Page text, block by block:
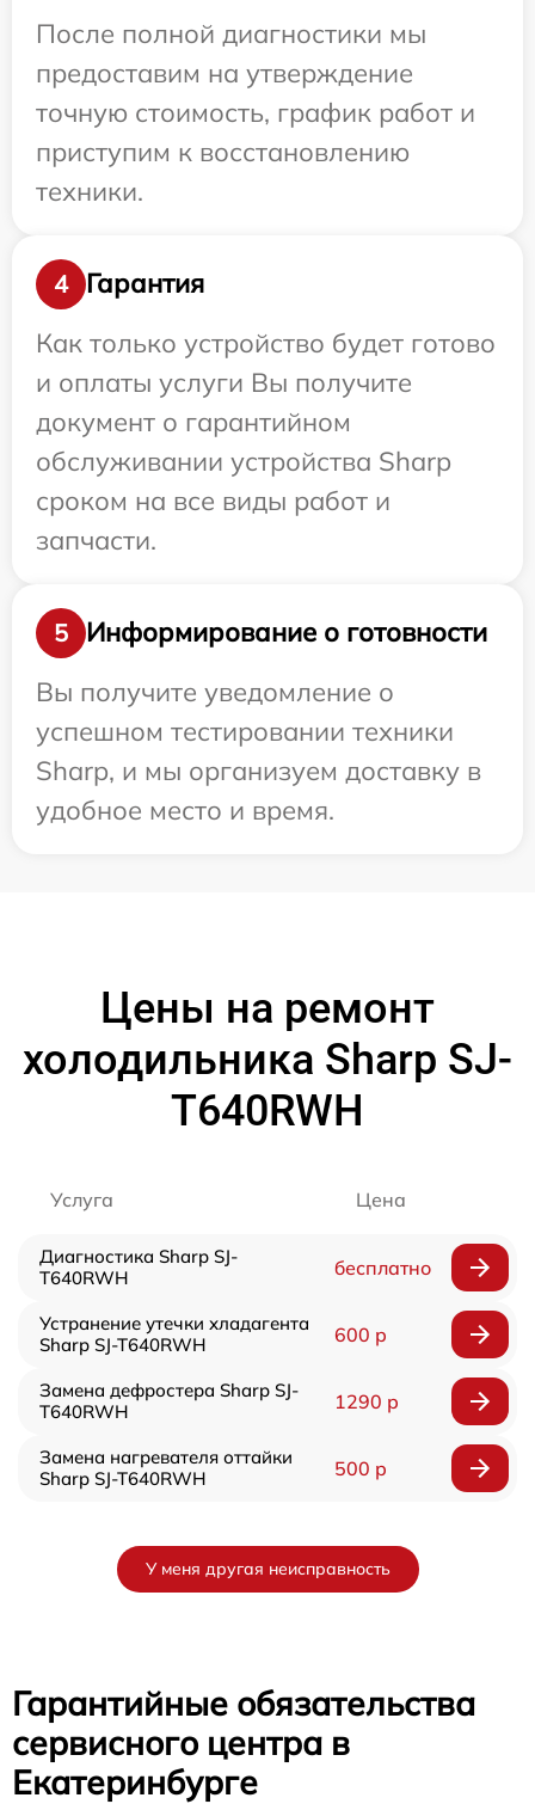
После полной диагностики мы
предоставим на утверждение
точную стоимость, график работ и
приступим к восстановлению
техники.
4
Гарантия
Как только устройство будет готово
и оплаты услуги Вы получите
документ о гарантийном
обслуживании устройства Sharp
сроком на все виды работ и
запчасти.
5
Информирование о готовности
Вы получите уведомление о
успешном тестировании техники
Sharp, и мы организуем доставку в
удобное место и время.
Цены на ремонт
холодильника Sharp SJ-
T640RWH
Услуга Цена
Диагностика Sharp SJ-
T640RWH
бесплатно
Устранение утечки хладагента
Sharp SJ-T640RWH
600 р
Замена дефростера Sharp SJ-
T640RWH
1290 р
Замена нагревателя оттайки
Sharp SJ-T640RWH
500 р
У меня другая неисправность
Гарантийные обязательства
сервисного центра в
Екатеринбурге